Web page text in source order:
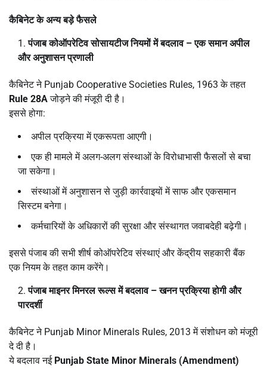
कैबिनेट के अन्य बड़े फैसले
पंजाब कोऑपरेटिव सोसायटीज नियमों में बदलाव –एक समान अपील
और अनुशासन प्रणाली
कैबिनेट ने Punjab Cooperative Societies Rules, 1963 के तहत
Rule 28Aजोड़ने की मंजूरी दी है।
इससे होगा:
अपील प्रक्रिया में एकरूपता आएगी।
एक ही मामले में अलग-अलग संस्थाओं के विरोधाभासी फैसलों से बचा
जा सकेगा।
संस्थाओं में अनुशासन से जुड़ी कार्रवाइयों में साफ और एकसमान
सिस्टम बनेगा।
कर्मचारियों के अधिकारों की सुरक्षा और संस्थागत जवाबदेही बढ़ेगी।
इससे पंजाब की सभी शीर्ष कोऑपरेटिव संस्थाएं और केंद्रीय सहकारी बैंक
एक नियम के तहत काम करेंगे।
पंजाब माइनर मिनरल रूल्स में बदलाव –खनन प्रक्रिया होगी और
पारदर्शी
कैबिनेट ने Punjab Minor Minerals Rules, 2013 में संशोधन को मंजूरी
दे दी है।
ये बदलाव नई Punjab State Minor Minerals (Amendment)